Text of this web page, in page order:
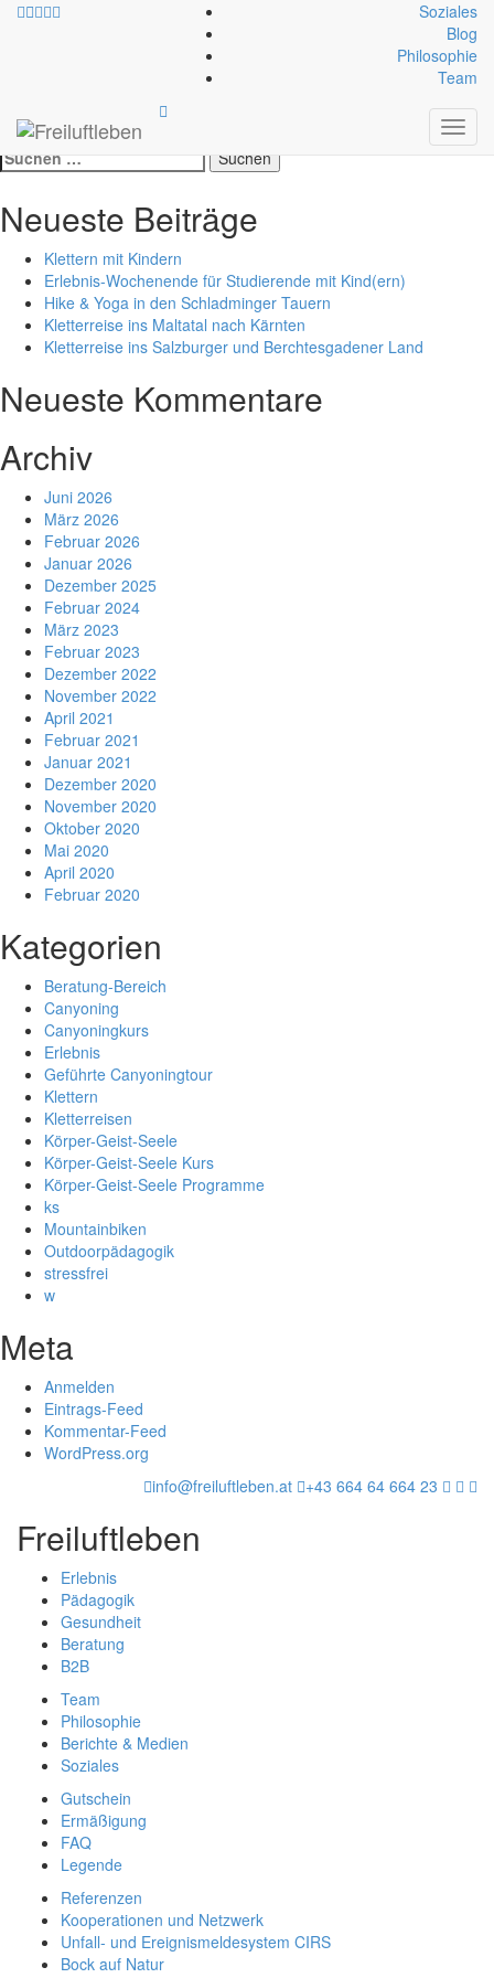
Soziales
Blog
Philosophie
Team
Schlagwort:
Test Suche /Test Suche
Suche
nach:
Neueste Beiträge
Klettern mit Kindern
Erlebnis-Wochenende für Studierende mit Kind(ern)
Hike & Yoga in den Schladminger Tauern
Kletterreise ins Maltatal nach Kärnten
Kletterreise ins Salzburger und Berchtesgadener Land
Neueste Kommentare
Archiv
Juni 2026
März 2026
Februar 2026
Januar 2026
Dezember 2025
Februar 2024
März 2023
Februar 2023
Dezember 2022
November 2022
April 2021
Februar 2021
Januar 2021
Dezember 2020
November 2020
Oktober 2020
Mai 2020
April 2020
Februar 2020
Kategorien
Beratung-Bereich
Canyoning
Canyoningkurs
Erlebnis
Geführte Canyoningtour
Klettern
Kletterreisen
Körper-Geist-Seele
Körper-Geist-Seele Kurs
Körper-Geist-Seele Programme
ks
Mountainbiken
Outdoorpädagogik
stressfrei
w
Meta
Anmelden
Eintrags-Feed
Kommentar-Feed
WordPress.org
info@freiluftleben.at
+43 664 64 664 23
Freiluftleben
Erlebnis
Pädagogik
Gesundheit
Beratung
B2B
Team
Philosophie
Berichte & Medien
Soziales
Gutschein
Ermäßigung
FAQ
Legende
Referenzen
Kooperationen und Netzwerk
Unfall- und Ereignismeldesystem CIRS
Bock auf Natur